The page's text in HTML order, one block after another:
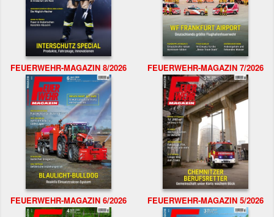
FEUERWEHR-MAGAZIN 8/2026 FEUERWEHR-MAGAZIN 7/2026
FEUERWEHR-MAGAZIN 6/2026 FEUERWEHR-MAGAZIN 5/2026